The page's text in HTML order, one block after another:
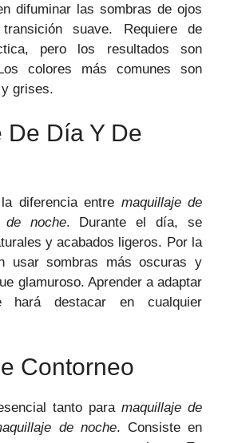
difuminar las sombras de ojos
suave. Requiere de
pero los resultados son
colores más comunes son
grises.
De Día Y De
diferencia entre maquillaje de
de noche. Durante el día, se
y acabados ligeros. Por la
usar sombras más oscuras y
glamuroso. Aprender a adaptar
hará destacar en cualquier
Contorneo
tanto para maquillaje de
de noche. Consiste en